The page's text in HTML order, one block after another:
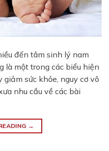
đến tâm sinh lý nam
là một trong các biểu hiện
sức khỏe, nguy cơ vô
nhu cầu về các bài
→